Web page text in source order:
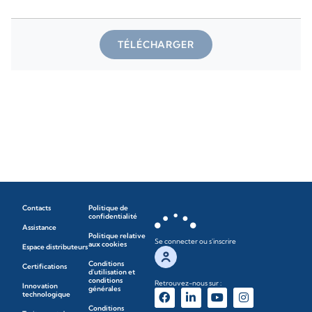
TÉLÉCHARGER
Contacts
Assistance
Espace distributeurs
Certifications
Innovation
technologique
Politique de
confidentialité
Politique relative
aux cookies
Conditions
d'utilisation et
conditions
générales
Conditions
Se connecter ou s'inscrire
Retrouvez-nous sur :